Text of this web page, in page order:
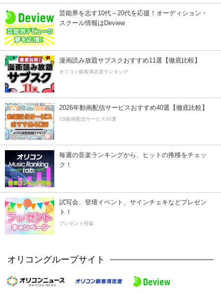
芸能界を志す10代～20代を応援！オーディション・
スクール情報はDeview
漫画読み放題サブスクおすすめ11選【徹底比較】
オリコン顧客満足度ランキング
2026年動画配信サービスおすすめ40選【徹底比較】
CS動画配信サービス20選
毎週の音楽ランキングから、ヒットの推移をチェッ
ク！
試写会、登壇イベント、サインチェキなどプレゼン
ト！
プレゼント特集
オリコングループサイト